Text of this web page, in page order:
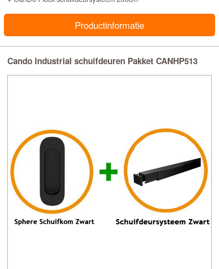
Productinformatie
Cando Industrial schuifdeuren Pakket CANHP513